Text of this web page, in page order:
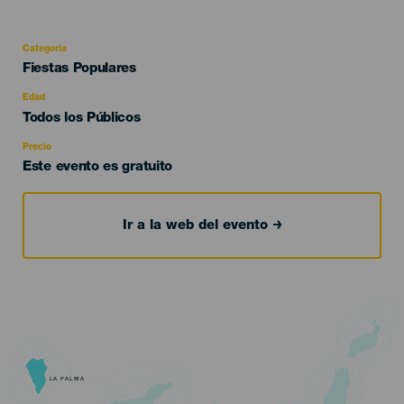
Categoría
Categoría
evento
Fiestas Populares
Edad
Edad
Todos los Públicos
Precio
Este evento es gratuito
Ir a la web del evento
LA PALMA